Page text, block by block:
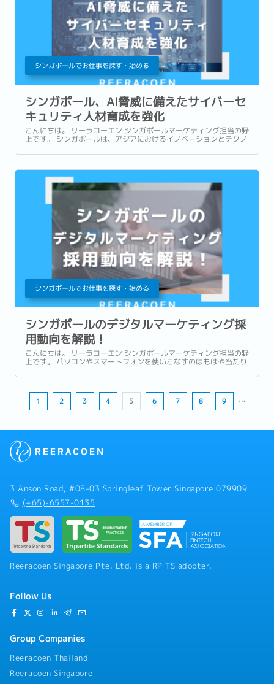
シンガポールでお仕事を探す・始める
シンガポール、AI脅威に備えたサイバーセ
キュリティ人材育成を強化
こんにちは。 リーラコーエン シンガポールマーケティング担当の野
上です。 シンガポールは、アジアにおけるイノベーションとテクノ
ため、サイバーセキュリティ分野の人材育成を強化しています。...
シンガポールでお仕事を探す・始める
シンガポールのデジタルマーケティング採
用動向を解説！
こんにちは。 リーラコーエン シンガポールマーケティング担当の野
上です。 パソコンやスマートフォンを使いこなすのはもはや当たり
ケティングにおけるスキルの需要も急増しています。...
1 2 3 4 5 6 7 8 9 …
3 Anson Road, #08-03 Springleaf Tower Singapore 079909
(+65)-6557-0135
Reeracoen Singapore Pte. Ltd. is a RP TS adopter.
Follow Us
Group Companies
Reeracoen Thailand
Reeracoen Singapore